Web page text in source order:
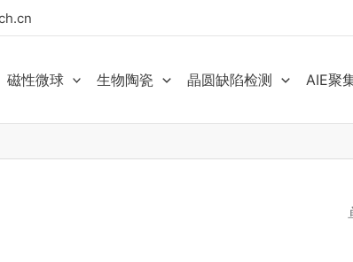
磁性微球 生物陶瓷 晶圆缺陷检测 AIE聚